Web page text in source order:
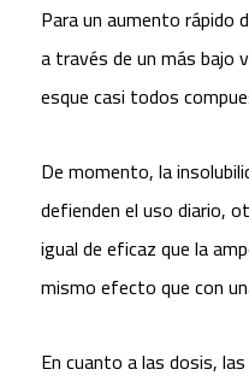
Para un aumento rápido
a través de un más bajo
esque casi todos
De momento, la
defienden el uso diario,
igual de eficaz que la
mismo efecto que con
En cuanto a las dosis,